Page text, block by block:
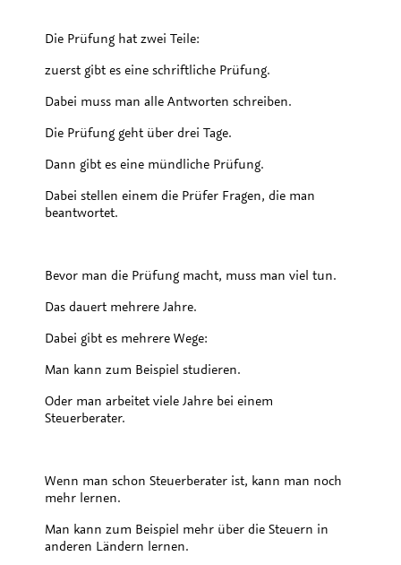
Die Prüfung hat zwei Teile:
zuerst gibt es eine schriftliche Prüfung.
Dabei muss man alle Antworten schreiben.
Die Prüfung geht über drei Tage.
Dann gibt es eine mündliche Prüfung.
Dabei stellen einem die Prüfer Fragen, die man
beantwortet.
Bevor man die Prüfung macht, muss man viel tun.
Das dauert mehrere Jahre.
Dabei gibt es mehrere Wege:
Man kann zum Beispiel studieren.
Oder man arbeitet viele Jahre bei einem
Steuerberater.
Wenn man schon Steuerberater ist, kann man noch
mehr lernen.
Man kann zum Beispiel mehr über die Steuern in
anderen Ländern lernen.